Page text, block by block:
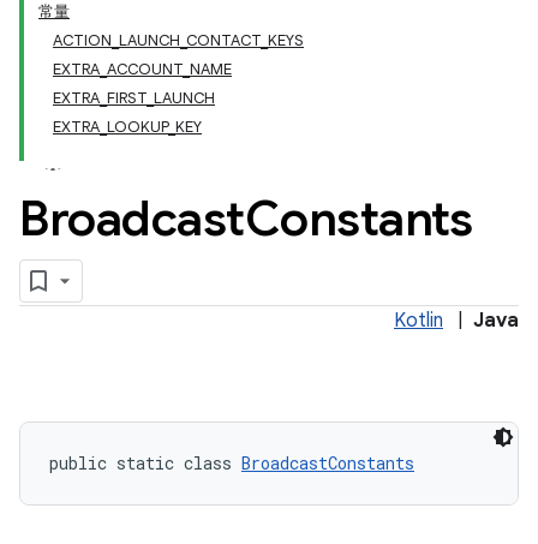
常量
ACTION_LAUNCH_CONTACT_KEYS
EXTRA_ACCOUNT_NAME
EXTRA_FIRST_LAUNCH
EXTRA_LOOKUP_KEY
BroadcastConstants
Kotlin Java
public static class BroadcastConstants